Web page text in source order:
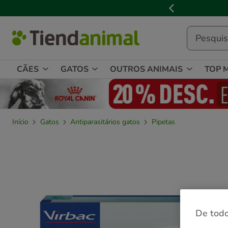
de
mensagem,
CÃES GATOS OUTROS ANIMAIS TOP
Início Gatos Antiparasitários gatos
Pipetas
De